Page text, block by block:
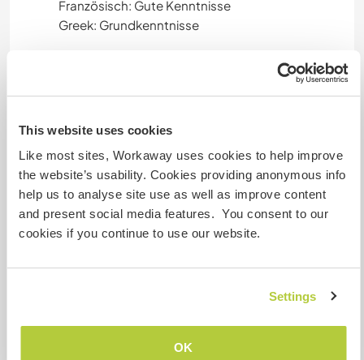
This website uses cookies
Like most sites, Workaway uses cookies to help improve
the website’s usability. Cookies providing anonymous info
help us to analyse site use as well as improve content
and present social media features. You consent to our
cookies if you continue to use our website.
Settings
OK
Französisch: Gute Kenntnisse
Greek: Grundkenntnisse
house and kitchen; board and lodging.
Eigen kamer met gebruik huis, badkamer en
keuken; kost en inwoning.
sights in Luxembourg, see the internet.
Gratis openbaar vervoer op 50 meter. Genoeg